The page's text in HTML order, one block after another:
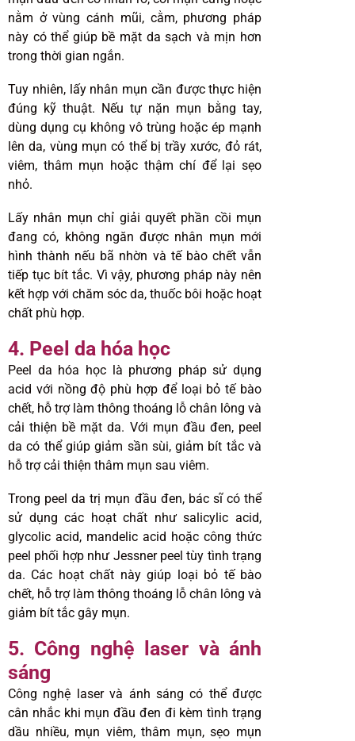
nằm ở vùng cánh mũi, cằm, phương pháp
này có thể giúp bề mặt da sạch và mịn hơn
trong thời gian ngắn.
Tuy nhiên, lấy nhân mụn cần được thực hiện
đúng kỹ thuật. Nếu tự nặn mụn bằng tay,
dùng dụng cụ không vô trùng hoặc ép mạnh
lên da, vùng mụn có thể bị trầy xước, đỏ rát,
viêm, thâm mụn hoặc thậm chí để lại sẹo
nhỏ.
Lấy nhân mụn chỉ giải quyết phần cồi mụn
đang có, không ngăn được nhân mụn mới
hình thành nếu bã nhờn và tế bào chết vẫn
tiếp tục bít tắc. Vì vậy, phương pháp này nên
kết hợp với chăm sóc da, thuốc bôi hoặc hoạt
chất phù hợp.
4. Peel da hóa học
Peel da hóa học là phương pháp sử dụng
acid với nồng độ phù hợp để loại bỏ tế bào
chết, hỗ trợ làm thông thoáng lỗ chân lông và
cải thiện bề mặt da. Với mụn đầu đen, peel
da có thể giúp giảm sần sùi, giảm bít tắc và
hỗ trợ cải thiện thâm mụn sau viêm.
Trong peel da trị mụn đầu đen, bác sĩ có thể
sử dụng các hoạt chất như salicylic acid,
glycolic acid, mandelic acid hoặc công thức
peel phối hợp như Jessner peel tùy tình trạng
da. Các hoạt chất này giúp loại bỏ tế bào
chết, hỗ trợ làm thông thoáng lỗ chân lông và
giảm bít tắc gây mụn.
5. Công nghệ laser và ánh
sáng
Công nghệ laser và ánh sáng có thể được
cân nhắc khi mụn đầu đen đi kèm tình trạng
dầu nhiều, mụn viêm, thâm mụn, sẹo mụn